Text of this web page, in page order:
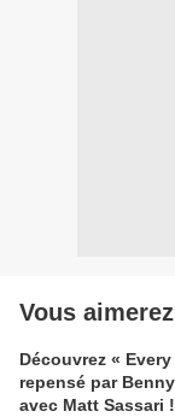
Vous
Découvrez «
repensé par
avec Matt Sassari !